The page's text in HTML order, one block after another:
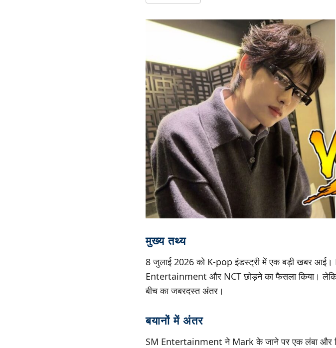
मुख्य तथ्य
8 जुलाई 2026 को K-pop इंडस्ट्री में एक बड़ी खबर
Entertainment और NCT छोड़ने का फैसला किया। लेकिन
बीच का जबरदस्त अंतर।
बयानों में अंतर
SM Entertainment ने Mark के जाने पर एक लंबा और